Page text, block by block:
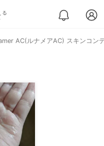
る
AC(ルナメアAC) スキンコン